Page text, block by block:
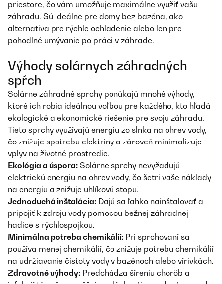
priestore, čo vám umožňuje maximálne využiť vašu
záhradu. Sú ideálne pre domy bez bazéna, ako
alternatíva pre rýchle ochladenie alebo len pre
pohodlné umývanie po práci v záhrade.
Výhody solárnych záhradných
spŕch
Solárne záhradné sprchy ponúkajú mnohé výhody,
ktoré ich robia ideálnou voľbou pre každého, kto hľadá
ekologické a ekonomické riešenie pre svoju záhradu.
Tieto sprchy využívajú energiu zo slnka na ohrev vody,
čo znižuje spotrebu elektriny a zároveň minimalizuje
vplyv na životné prostredie.
Ekológia a úspora: Solárne sprchy nevyžadujú
elektrickú energiu na ohrev vody, čo šetrí vaše náklady
na energiu a znižuje uhlíkovú stopu.
Jednoduchá inštalácia: Dajú sa ľahko nainštalovať a
pripojiť k zdroju vody pomocou bežnej záhradnej
hadice s rýchlospojkou.
Minimálna potreba chemikálií: Pri sprchovaní sa
používa menej chemikálií, čo znižuje potrebu chemikálií
na udržiavanie čistoty vody v bazénoch alebo vírivkách.
Zdravotné výhody: Predchádza šíreniu chorôb a